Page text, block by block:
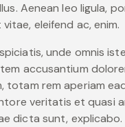
Aenean leo ligula,
eleifend ac, enim.
unde omnis
accusantium
totam rem aperiam
veritatis et quasi
dicta sunt, explicabo.